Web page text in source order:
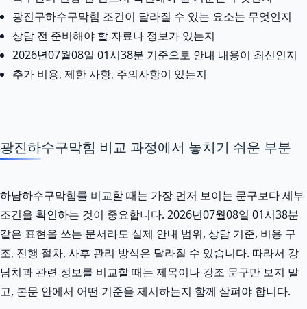
광진구하수구막힘 조건이 달라질 수 있는 요소는 무엇인지
상담 전 준비해야 할 자료나 정보가 있는지
2026년07월08일 01시38분 기준으로 안내 내용이 최신인지
추가 비용, 제한 사항, 주의사항이 있는지
광진하수구막힘 비교 과정에서 놓치기 쉬운 부분
하남하수구막힘를 비교할 때는 가장 먼저 보이는 문구보다 세부
조건을 확인하는 것이 중요합니다. 2026년07월08일 01시38분
같은 표현을 쓰는 문서라도 실제 안내 범위, 상담 기준, 비용 구
조, 진행 절차, 사후 관리 방식은 달라질 수 있습니다. 따라서 강
남치과 관련 정보를 비교할 때는 제목이나 강조 문구만 보지 말
고, 본문 안에서 어떤 기준을 제시하는지 함께 살펴야 합니다.